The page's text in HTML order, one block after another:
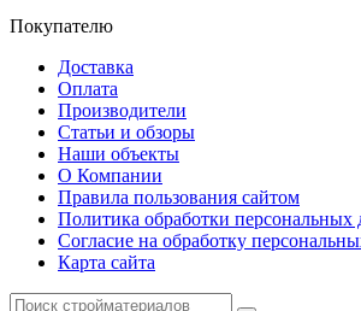
Покупателю
Доставка
Оплата
Производители
Статьи и обзоры
Наши объекты
О Компании
Правила пользования сайтом
Политика обработки персональных
Согласие на обработку
Карта сайта